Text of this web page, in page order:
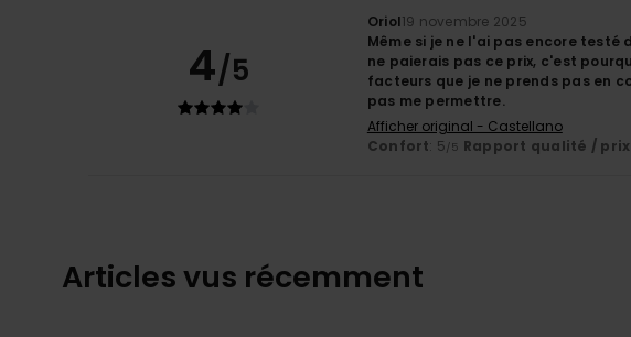
4/5
Oriol19 novembre 2025
Même si je ne l'ai pas encore
ne paierais pas ce prix, c'est
facteurs que je ne prends pas en
pas me permettre.
Afficher original - Castellano
Confort: 5/5 Rapport qualité / prix
Articles vus récemment